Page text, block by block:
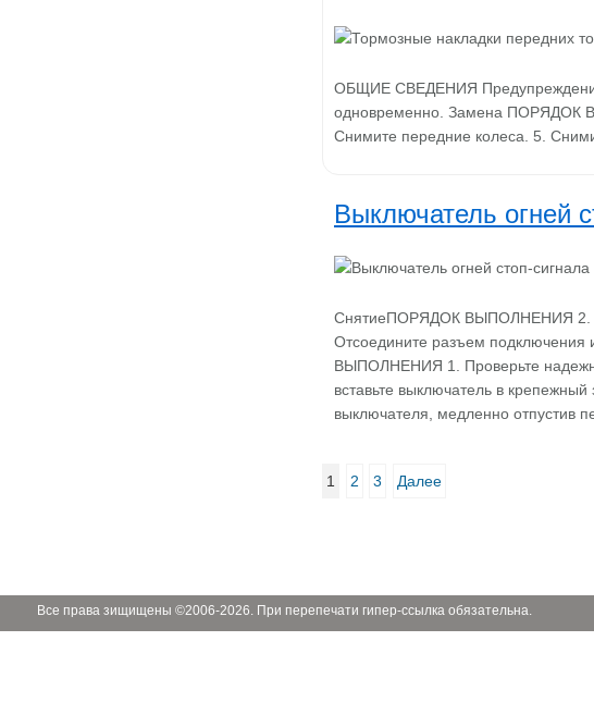
ОБЩИЕ СВЕДЕНИЯ Предупреждение
одновременно. Замена ПОРЯДОК
Снимите передние колеса. 5.
Выключатель огней
СнятиеПОРЯДОК ВЫПОЛНЕНИЯ 2.
Отсоедините разъем подключения
ВЫПОЛНЕНИЯ 1. Проверьте
вставьте выключатель в
выключателя, медленно отпустив
1 2 3 Далее
Все права зищищены ©2006-2026. При перепечати гипер-ссылка обязательна.